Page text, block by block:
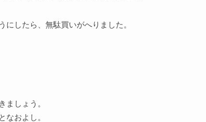
にしたら、無駄買いがへりました。
ましょう。
なおよし。